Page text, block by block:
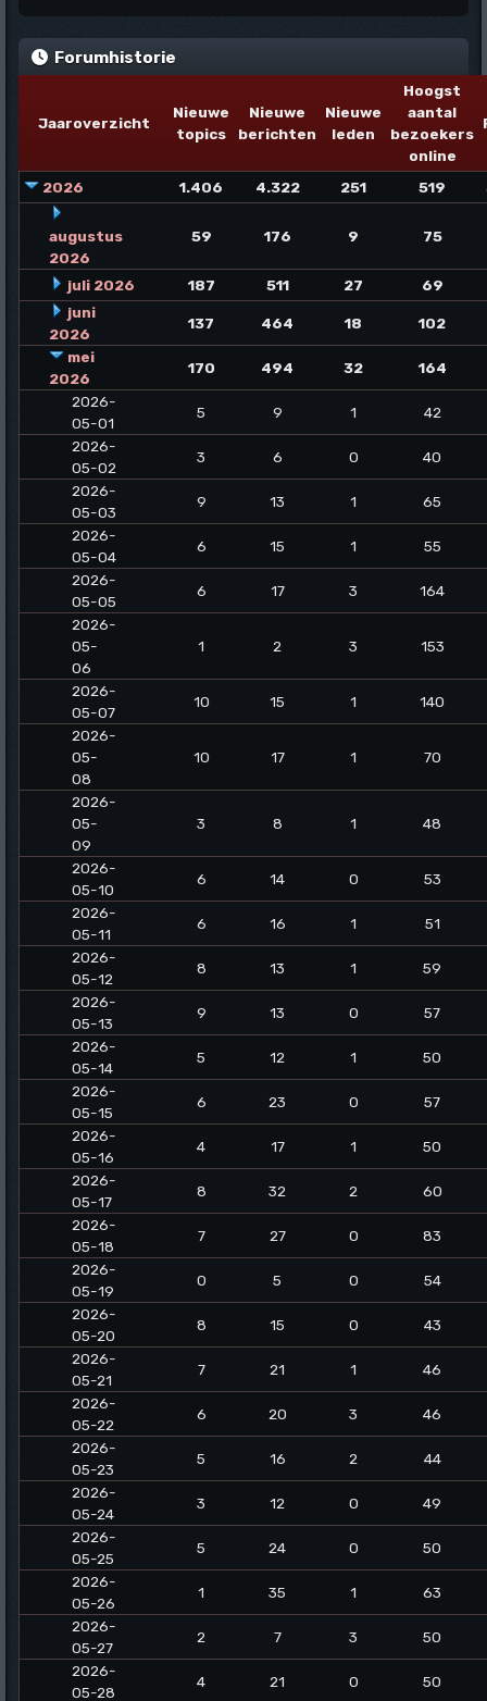
Forumhistorie
Jaaroverzicht
Nieuwe
topics
Nieuwe
berichten
Nieuwe
leden
Hoogst
aantal
bezoekers
online
2026 1.406 4.322 251 519
augustus
2026
59 176 9 75
juli 2026 187 511 27
69
juni
2026
137 464 18
102
mei
2026
170 494 32
164
2026-
05-01
5 9 1
42
2026-
05-02
3 6 0
40
2026-
05-03
9 13 1
65
2026-
05-04
6 15 1
55
2026-
05-05
6 17 3
164
2026-
05-
06
1 2 3 153
2026-
05-07
10 15 1
140
2026-
05-
08
10 17 1 70
2026-
05-
09
3 8 1 48
2026-
05-10
6 14 0
53
2026-
05-11
6 16 1
51
2026-
05-12
8 13 1
59
2026-
05-13
9 13 0
57
2026-
05-14
5 12 1
50
2026-
05-15
6 23 0
57
2026-
05-16
4 17 1
50
2026-
05-17
8 32 2
60
2026-
05-18
7 27 0
83
2026-
05-19
0 5 0
54
2026-
05-20
8 15 0
43
2026-
05-21
7 21 1
46
2026-
05-22
6 20 3
46
2026-
05-23
5 16 2
44
2026-
05-24
3 12 0
49
2026-
05-25
5 24 0
50
2026-
05-26
1 35 1
63
2026-
05-27
2 7 3
50
2026-
05-28
4 21 0 50